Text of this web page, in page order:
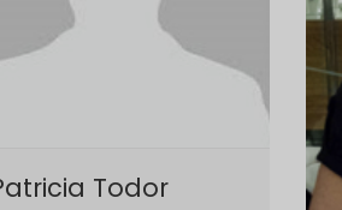
Todor